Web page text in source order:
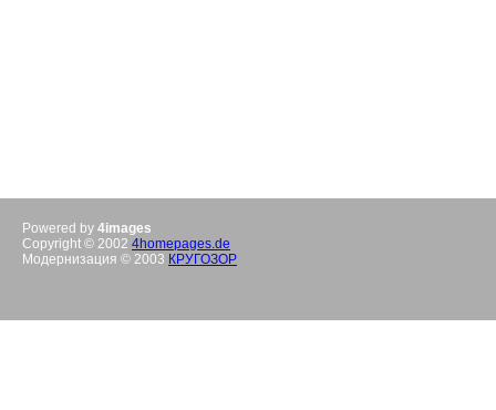
Powered by 4images
Copyright © 2002 4homepages.de
Модернизация © 2003 КРУГОЗОР